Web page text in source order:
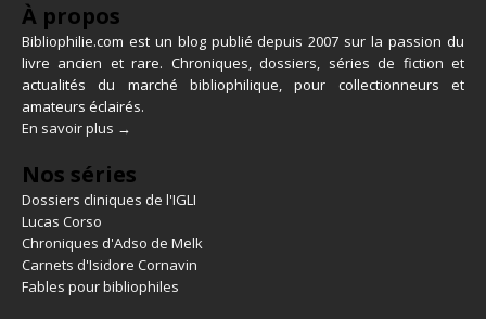
À propos
Bibliophilie.com est un blog publié depuis 2007 sur la passion du
livre ancien et rare. Chroniques, dossiers, séries de fiction et
actualités du marché bibliophilique, pour collectionneurs et
amateurs éclairés.
En savoir plus →
Nos séries
Dossiers cliniques de l'IGLI
Lucas Corso
Chroniques d'Adso de Melk
Carnets d'Isidore Cornavin
Fables pour bibliophiles